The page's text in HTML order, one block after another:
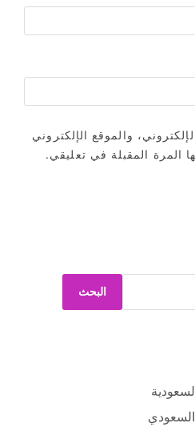
والموقع الإلكتروني
المرة المقبلة في تعليقي.
البحث